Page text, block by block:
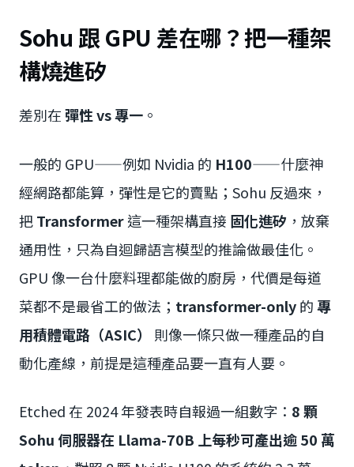
Sohu 跟 GPU 差在哪？把一種架
構燒進矽
差別在彈性 vs 專一 。
一般的 GPU——例如 Nvidia 的 H100——什麼神
經網路都能算，彈性是它的賣點；Sohu 反過來，
把Transformer這一種架構直接 固化進矽 ，放棄
通用性，只為自迴歸語言模型的推論做最佳化。
GPU 像一台什麼料理都能做的廚房，代價是每道
菜都不是最省工的做法； transformer-only的專
用積體電路（ASIC）
則像一條只做一種產品的自
動化產線，前提是這種產品要一直有人要。
Etched 在 2024 年發表時自報過一組數字： 8 顆
Sohu 伺服器在 Llama-70B 上每秒可產出逾 50 萬